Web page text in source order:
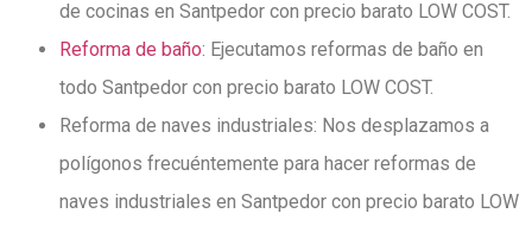
de cocinas en Santpedor con precio barato LOW COST.
Reforma de baño: Ejecutamos reformas de baño en
todo Santpedor con precio barato LOW COST.
Reforma de naves industriales: Nos desplazamos a
polígonos frecuéntemente para hacer reformas de
naves industriales en Santpedor con precio barato LOW